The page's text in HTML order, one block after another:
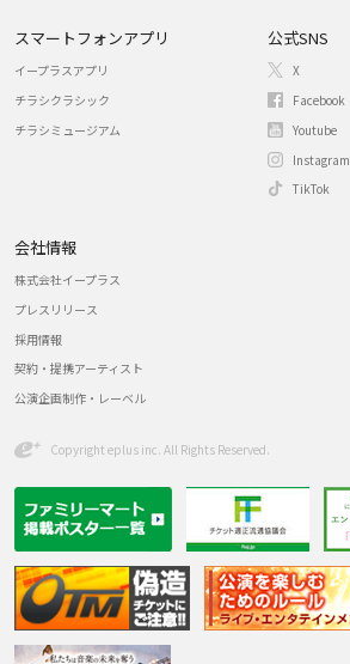
スマートフォンアプリ
イープラスアプリ
チラシクラシック
チラシミュージアム
公式SNS
X
Facebook
Youtube
Instagram
TikTok
会社情報
株式会社イープラス
プレスリリース
採用情報
契約・提携アーティスト
公演企画制作・レーベル
Copyright eplus inc. All Rights Reserved.